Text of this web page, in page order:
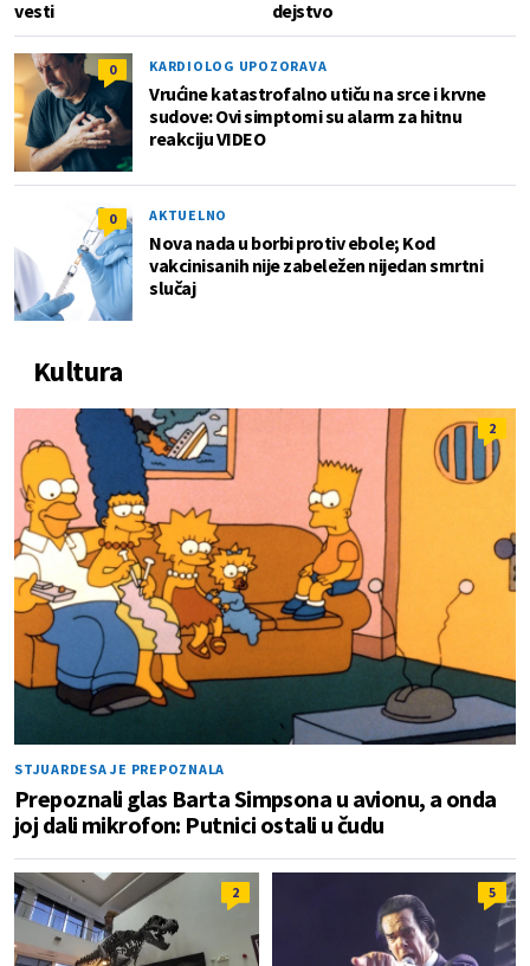
vesti
dejstvo
0 KARDIOLOG UPOZORAVA
Vrućine katastrofalno utiču na srce i krvne
sudove: Ovi simptomi su alarm za hitnu
reakciju VIDEO
0 AKTUELNO
Nova nada u borbi protiv ebole; Kod
vakcinisanih nije zabeležen nijedan smrtni
slučaj
Kultura
2
STJUARDESA JE PREPOZNALA
Prepoznali glas Barta Simpsona u avionu, a onda
joj dali mikrofon: Putnici ostali u čudu
2 5